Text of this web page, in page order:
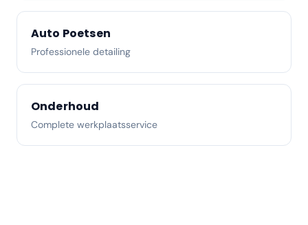
Auto Poetsen
Professionele detailing
Onderhoud
Complete werkplaatsservice